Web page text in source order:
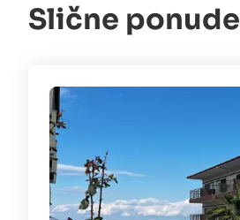
Slične ponude